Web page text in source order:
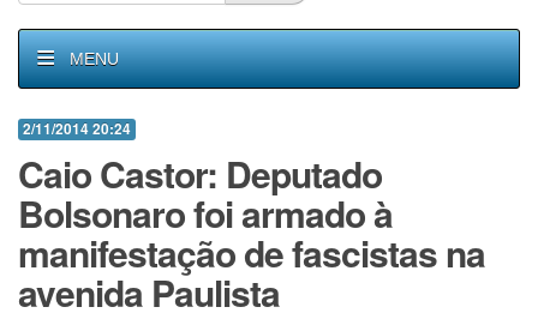
MENU
2/11/2014 20:24
Caio Castor: Deputado
Bolsonaro foi armado à
manifestação de fascistas na
avenida Paulista